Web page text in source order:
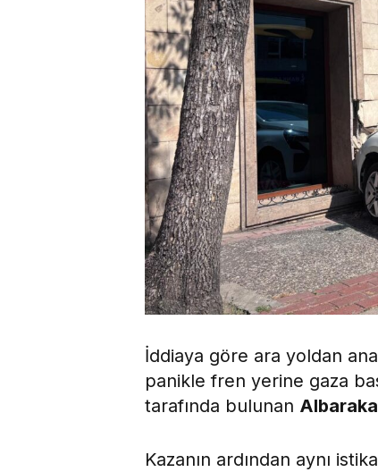
İddiaya göre ara yoldan
panikle fren yerine gaza
tarafında bulunan
Kazanın ardından aynı